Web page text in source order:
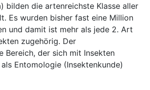
bilden die artenreichste Klasse aller
Es wurden bisher fast eine Million
und damit ist mehr als jede 2. Art
zugehörig. Der
Bereich, der sich mit Insekten
Entomologie (Insektenkunde)